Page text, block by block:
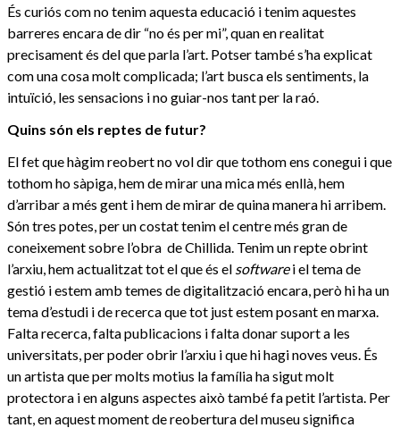
És curiós com no tenim aquesta educació i tenim aquestes
barreres encara de dir “no és per mi”, quan en realitat
precisament és del que parla l’art. Potser també s’ha explicat
com una cosa molt complicada; l’art busca els sentiments, la
intuïció, les sensacions i no guiar-nos tant per la raó.
Quins són els reptes de futur?
El fet que hàgim reobert no vol dir que tothom ens conegui i que
tothom ho sàpiga, hem de mirar una mica més enllà, hem
d’arribar a més gent i hem de mirar de quina manera hi arribem.
Són tres potes, per un costat tenim el centre més gran de
coneixement sobre l’obra de Chillida. Tenim un repte obrint
l’arxiu, hem actualitzat tot el que és el softwarei el tema de
gestió i estem amb temes de digitalització encara, però hi ha un
tema d’estudi i de recerca que tot just estem posant en marxa.
Falta recerca, falta publicacions i falta donar suport a les
universitats, per poder obrir l’arxiu i que hi hagi noves veus. És
un artista que per molts motius la família ha sigut molt
protectora i en alguns aspectes això també fa petit l’artista. Per
tant, en aquest moment de reobertura del museu significa